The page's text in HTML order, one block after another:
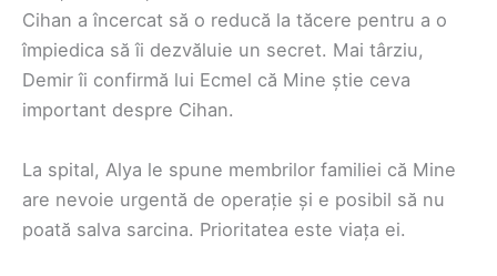
Cihan a încercat să o reducă la tăcere pentru a o
împiedica să îi dezvăluie un secret. Mai târziu,
Demir îi confirmă lui Ecmel că Mine știe ceva
important despre Cihan.
La spital, Alya le spune membrilor familiei că Mine
are nevoie urgentă de operație și e posibil să nu
poată salva sarcina. Prioritatea este viața ei.